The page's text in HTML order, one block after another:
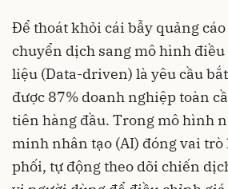
Để thoát khỏi cái bẫy quảng
chuyển dịch sang mô hình
liệu (Data-driven) là yêu cầu
được 87% doanh nghiệp toàn
tiên hàng đầu. Trong mô hình
minh nhân tạo (AI) đóng vai trò
phối, tự động theo dõi chiến